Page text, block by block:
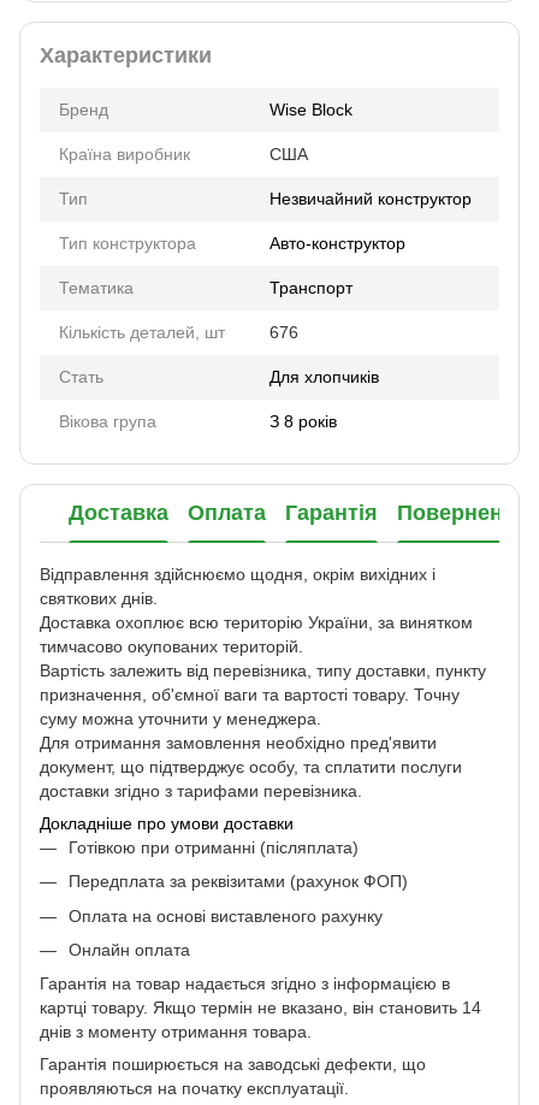
Характеристики
Бренд Wise Block
Країна виробник США
Тип Незвичайний конструктор
Тип конструктора Авто-конструктор
Тематика Транспорт
Кількість деталей, шт 676
Стать Для хлопчиків
Вікова група З 8 років
Доставка Оплата Гарантія Повернення
Відправлення здійснюємо щодня, окрім вихідних і
святкових днів.
Доставка охоплює всю територію України, за винятком
тимчасово окупованих територій.
Вартість залежить від перевізника, типу доставки, пункту
призначення, об'ємної ваги та вартості товару. Точну
суму можна уточнити у менеджера.
Для отримання замовлення необхідно пред'явити
документ, що підтверджує особу, та сплатити послуги
доставки згідно з тарифами перевізника.
Докладніше про умови доставки
Готівкою при отриманні (післяплата)
Передплата за реквізитами (рахунок ФОП)
Оплата на основі виставленого рахунку
Онлайн оплата
Гарантія на товар надається згідно з інформацією в
картці товару. Якщо термін не вказано, він становить 14
днів з моменту отримання товара.
Гарантія поширюється на заводські дефекти, що
проявляються на початку експлуатації.